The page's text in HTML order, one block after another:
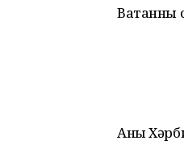
Ватанны
Аны